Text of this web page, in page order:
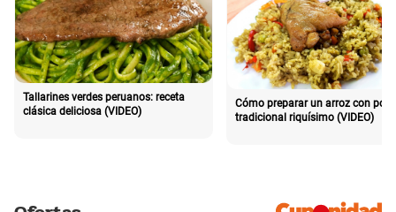
Tallarines verdes peruanos: receta
clásica deliciosa (VIDEO)
Cómo preparar un arroz con pollo
tradicional riquísimo (VIDEO)